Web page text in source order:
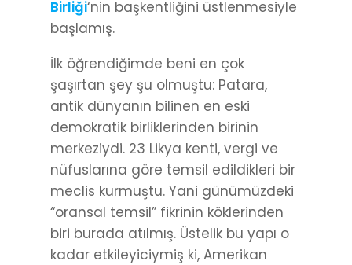
Birliği‘nin başkentliğini üstlenmesiyle
başlamış.
İlk öğrendiğimde beni en çok
şaşırtan şey şu olmuştu: Patara,
antik dünyanın bilinen en eski
demokratik birliklerinden birinin
merkeziydi. 23 Likya kenti, vergi ve
nüfuslarına göre temsil edildikleri bir
meclis kurmuştu. Yani günümüzdeki
“oransal temsil” fikrinin köklerinden
biri burada atılmış. Üstelik bu yapı o
kadar etkileyiciymiş ki, Amerikan